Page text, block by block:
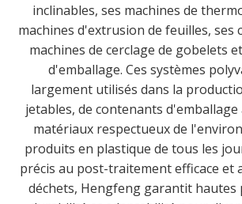
inclinables, ses machines de
machines d'extrusion de feuilles, ses
machines de cerclage de gobelets
d'emballage. Ces systèmes
largement utilisés dans la
jetables, de contenants
matériaux respectueux de
produits en plastique de tous les
précis au post-traitement efficace et
déchets, Hengfeng garantit hautes